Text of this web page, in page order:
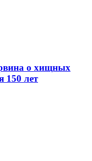
о хищных
150 лет